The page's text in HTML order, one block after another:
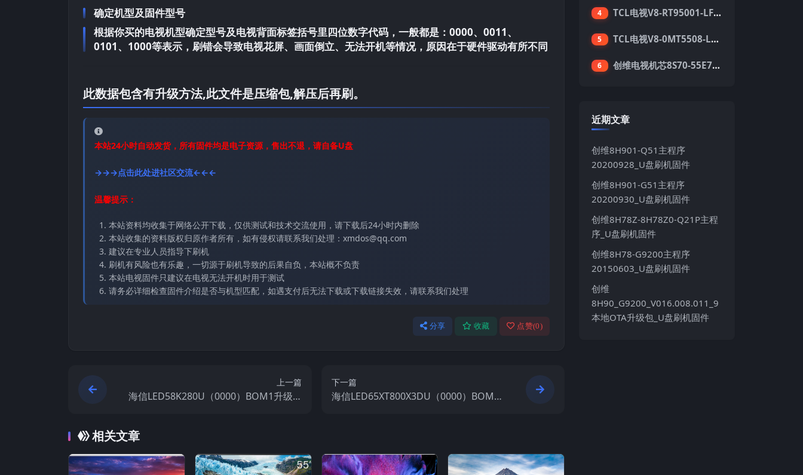
确定机型及固件型号
根据你买的电视机型确定型号及电视背面标签括号里四位数字代码，一般都是：0000、0011、
0101、1000等表示，刷错会导致电视花屏、画面倒立、无法开机等情况，原因在于硬件驱动有所不同
此数据包含有升级方法,此文件是压缩包,解压后再刷。
本站24小时自动发货，所有固件均是电子资源，售出不退，请自备U盘
→→→点击此处进社区交流←←←
温馨提示：
本站资料均收集于网络公开下载，仅供测试和技术交流使用，请下载后24小时内删除
本站收集的资料版权归原作者所有，如有侵权请联系我们处理：xmdos@qq.com
建议在专业人员指导下刷机
刷机有风险也有乐趣，一切源于刷机导致的后果自负，本站概不负责
本站电视固件只建议在电视无法开机时用于测试
请务必详细检查固件介绍是否与机型匹配，如遇支付后无法下载或下载链接失效，请联系我们处理
分享 收藏 点赞(0)
上一篇
海信LED58K280U（0000）BOM1升级VI
下一篇
海信LED65XT800X3DU（0000）BOM1_
相关文章
4 TCL电视V8-RT95001-LF1V215版本强刷电视固件包下载
5 TCL电视V8-0MT5508-LF1V362版本强刷电视固件包下载
6 创维电视机芯8S70-55E710S系列酷开5.05刷机固件
近期文章
创维8H901-Q51主程序
20200928_U盘刷机固件
创维8H901-G51主程序
20200930_U盘刷机固件
创维8H78Z-8H78Z0-Q21P主程
序_U盘刷机固件
创维8H78-G9200主程序
20150603_U盘刷机固件
创维
8H90_G9200_V016.008.011_9
本地OTA升级包_U盘刷机固件